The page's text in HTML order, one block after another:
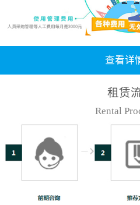
查看详
租赁
Rental